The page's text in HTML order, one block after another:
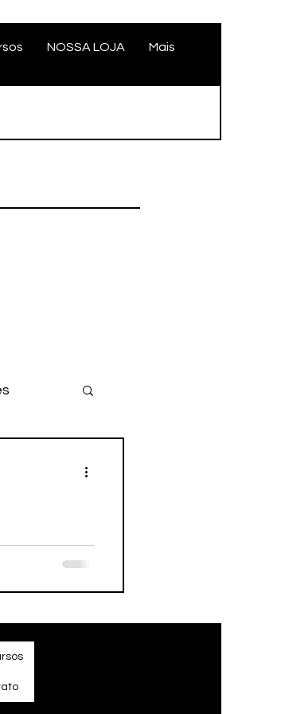
NOSSA LOJA Mais